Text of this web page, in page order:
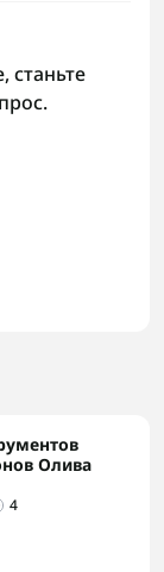
станьте
Олива
4